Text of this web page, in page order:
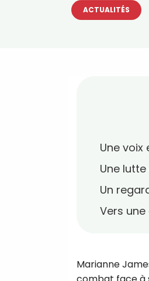
ACTUALITÉS
Une
Une
Un
Vers
Marianne